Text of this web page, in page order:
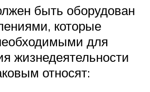
быть оборудован
которые
для
жизнедеятельности
относят: